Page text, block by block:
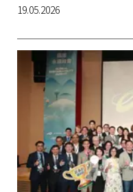
19.05.2026